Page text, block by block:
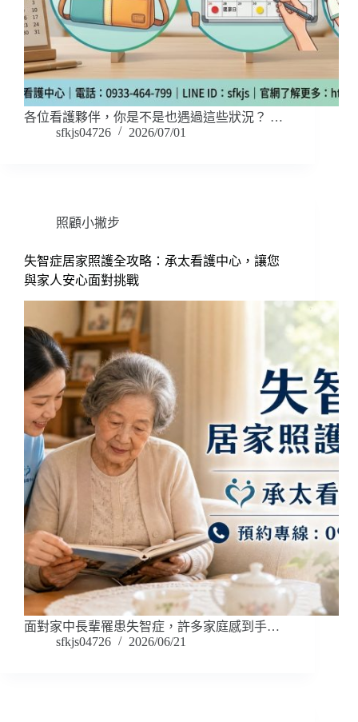
各位看護夥伴，你是不是也遇過這些狀況？ …
sfkjs04726
2026/07/01
照顧小撇步
失智症居家照護全攻略：承太看護中心，讓您
與家人安心面對挑戰
面對家中長輩罹患失智症，許多家庭感到手…
sfkjs04726
2026/06/21